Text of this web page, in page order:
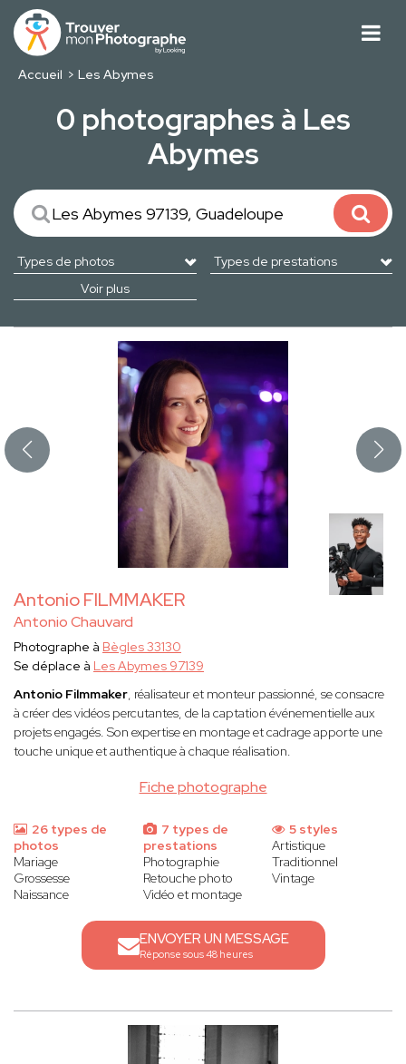
Accueil Les Abymes
0 photographes à Les
Abymes
Voir plus
Antonio FILMMAKER
Antonio Chauvard
Fiche photographe
Photographe à Bègles 33130
Se déplace à Les Abymes 97139
Antonio Filmmaker, réalisateur et monteur passionné, se consacre
à créer des vidéos percutantes, de la captation événementielle aux
projets engagés. Son expertise en montage et cadrage apporte une
touche unique et authentique à chaque réalisation.
26 types de
photos
Mariage
Grossesse
Naissance
7 types de
prestations
Photographie
Retouche photo
Vidéo et montage
5 styles
Artistique
Traditionnel
Vintage
ENVOYER UN MESSAGE
Réponse sous 48 heures